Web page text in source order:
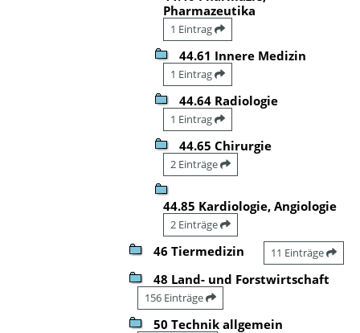
Pharmazeutika
1 Eintrag
44.61 Innere Medizin
1 Eintrag
44.64 Radiologie
1 Eintrag
44.65 Chirurgie
2 Einträge
44.85 Kardiologie, Angiologie
2 Einträge
46 Tiermedizin 11 Einträge
48 Land- und Forstwirtschaft
156 Einträge
50 Technik allgemein